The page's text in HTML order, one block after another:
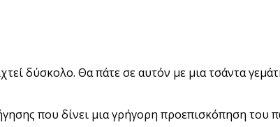
δύσκολο. Θα πάτε σε αυτόν με μια τσάντα
που δίνει μια γρήγορη προεπισκόπηση του